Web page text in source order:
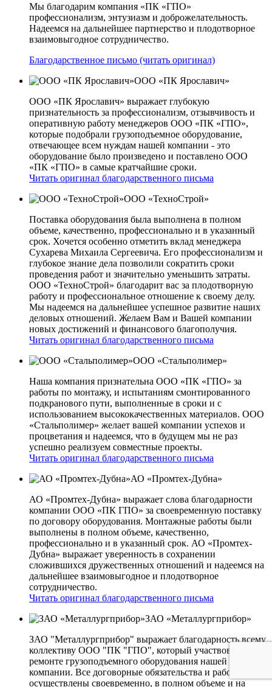
Мы благодарим компания «ПК «ГПО»
профессионализм, энтузиазм и доброжелательность.
Надеемся на дальнейшее партнерство и плодотворное
взаимовыгодное сотрудничество.
Благодарственное письмо (читать оригинал)
ООО «ПК Ярославич»
ООО «ПК Ярославич» выражает глубокую
признательность за профессионализм, отзывчивость и
оперативную работу менеджеров ООО «ПК «ГПО»,
которые подобрали грузоподъемное оборудование,
отвечающее всем нуждам нашей компании - это
оборудование было произведено и поставлено ООО
«ПК «ГПО» в самые кратчайшие сроки.
Читать оригинал благодарственного письма
ООО «ТехноСтрой»
Поставка оборудования была выполнена в полном
объеме, качественно, профессионально и в указанный
срок. Хочется особенно отметить вклад менеджера
Сухарева Михаила Сергеевича. Его профессионализм и
глубокое знание дела позволили сократить сроки
проведения работ и значительно уменьшить затраты.
ООО «ТехноСтрой» благодарит вас за плодотворную
работу и профессиональное отношение к своему делу.
Мы надеемся на дальнейшее успешное развитие наших
деловых отношений. Желаем Вам и Вашей компании
новых достижений и финансового благополучия.
Читать оригинал благодарственного письма
ООО «Стальполимер»
Наша компания признательна ООО «ПК «ГПО» за
работы по монтажу, и испытаниям смонтированного
подкранового пути, выполненные в сроки и с
использованием высококачественных материалов. ООО
«Стальполимер» желает вашей компании успехов и
процветания и надеемся, что в будущем мы не раз
успешно реализуем совместные проекты.
Читать оригинал благодарственного письма
АО «Промтех-Дубна»
АО «Промтех-Дубна» выражает слова благодарности
компании ООО «ПК ГПО» за своевременную поставку
по договору оборудования. Монтажные работы были
выполнены в полном объеме, качественно,
профессионально и в указанный срок. АО «Промтех-
Дубна» выражает уверенность в сохранении
сложившихся дружественных отношений и надеемся на
дальнейшее взаимовыгодное и плодотворное
сотрудничество.
Читать оригинал благодарственного письма
ЗАО «Металлургприбор»
ЗАО "Металлургприбор" выражает благодарность всему
коллективу ООО "ПК "ГПО", который участвовал в
ремонте грузоподъемного оборудования нашей
компании. Все договорные обязательства и работы
осуществлены своевременно, в полном объеме и на